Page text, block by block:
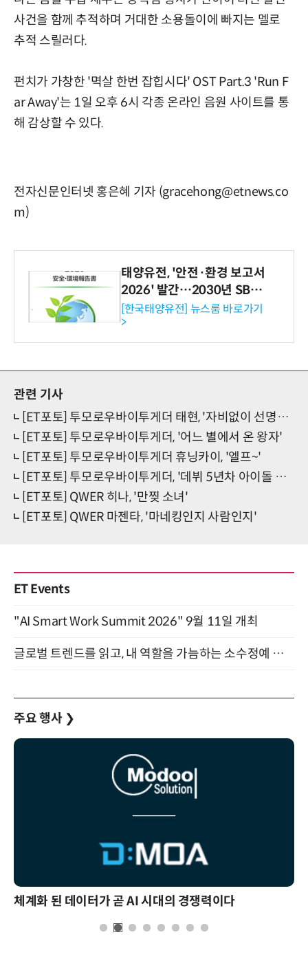
사건을 함께 추적하며 거대한 소용돌이에 빠지는 멜로
추적 스릴러다.
펀치가 가창한 '멱살 한번 잡힙시다' OST Part.3 'Run F
ar Away'는 1일 오후 6시 각종 온라인 음원 사이트를 통
해 감상할 수 있다.
전자신문인터넷 홍은혜 기자 (gracehong@etnews.co
m)
태양유전, '안전·환경 보고서
2026' 발간…2030년 SBT
수준 온실가스 감축 추진
[한국태양유전] 뉴스룸 바로가기
>
관련 기사
[ET포토] 투모로우바이투게더 태현, '자비없이 선명한 비주얼'
[ET포토] 투모로우바이투게더, '어느 별에서 온 왕자'
[ET포토] 투모로우바이투게더 휴닝카이, '엘프~'
[ET포토] 투모로우바이투게더, '데뷔 5년차 아이돌 그룹'
[ET포토] QWER 히나, '만찢 소녀'
[ET포토] QWER 마젠타, '마네킹인지 사람인지'
ET Events
"AI Smart Work Summit 2026" 9월 11일 개최
글로벌 트렌드를 읽고, 내 역할을 가늠하는 소수정예 실습 워크숍 (8/28)
주요 행사 ❯
체계화 된 데이터가 곧 AI 시대의 경쟁력이다